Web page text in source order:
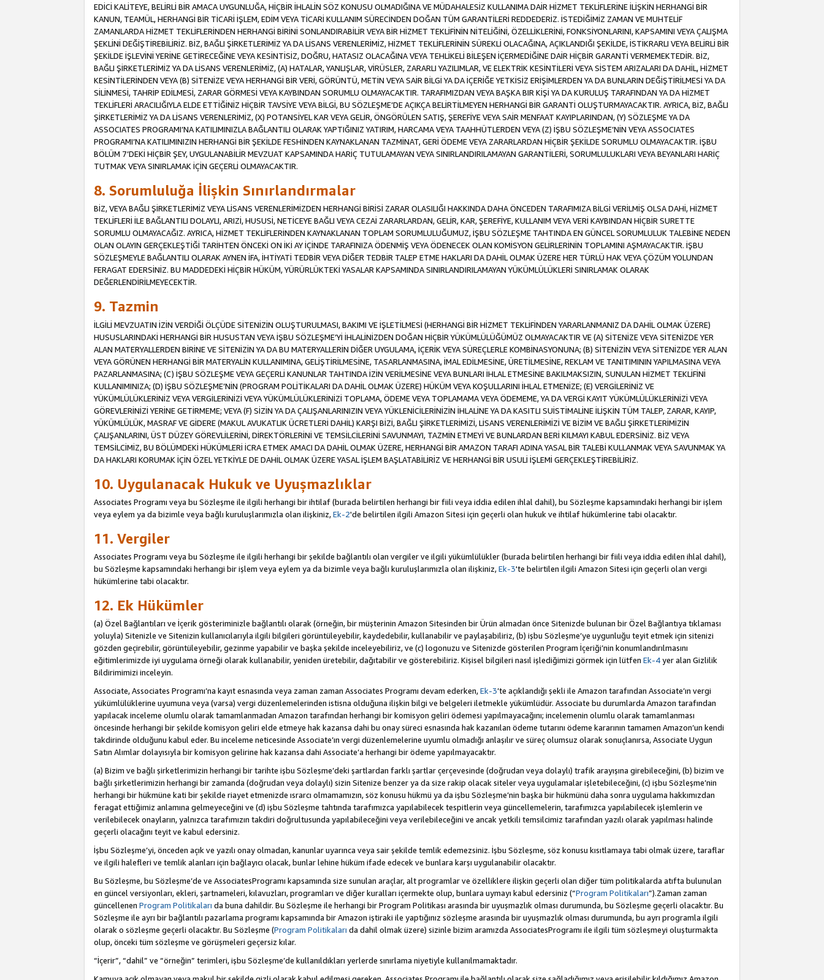
EDİCİ KALİTEYE, BELİRLİ BİR AMACA UYGUNLUĞA, HİÇBİR İHLALİN SÖZ KONUSU OLMADIĞINA VE MÜDAHALESİZ KULLANIMA DAİR HİZMET TEKLİFLERİNE İLİŞKİN HERHANGİ BİR
KANUN, TEAMÜL, HERHANGİ BİR TİCARİ İŞLEM, EDİM VEYA TİCARİ KULLANIM SÜRECİNDEN DOĞAN TÜM GARANTİLERİ REDDEDERİZ. İSTEDİĞİMİZ ZAMAN VE MUHTELİF
ZAMANLARDA HİZMET TEKLİFLERİNDEN HERHANGİ BİRİNİ SONLANDIRABİLİR VEYA BİR HİZMET TEKLİFİNİN NİTELİĞİNİ, ÖZELLİKLERİNİ, FONKSİYONLARINI, KAPSAMINI VEYA ÇALIŞMA
ŞEKLİNİ DEĞİŞTİREBİLİRİZ. BİZ, BAĞLI ŞİRKETLERİMİZ YA DA LİSANS VERENLERİMİZ, HİZMET TEKLİFLERİNİN SÜREKLİ OLACAĞINA, AÇIKLANDIĞI ŞEKİLDE, İSTİKRARLI VEYA BELİRLİ BİR
ŞEKİLDE İŞLEVİNİ YERİNE GETİRECEĞİNE VEYA KESİNTİSİZ, DOĞRU, HATASIZ OLACAĞINA VEYA TEHLİKELİ BİLEŞEN İÇERMEDİĞİNE DAİR HİÇBİR GARANTİ VERMEMEKTEDİR. BİZ,
BAĞLI ŞİRKETLERİMİZ YA DA LİSANS VERENLERİMİZ, (A) HATALAR, YANLIŞLAR, VİRÜSLER, ZARARLI YAZILIMLAR, VE ELEKTRİK KESİNTİLERİ VEYA SİSTEM ARIZALARI DA DAHİL, HİZMET
KESİNTİLERİNDEN VEYA (B) SİTENİZE VEYA HERHANGİ BİR VERİ, GÖRÜNTÜ, METİN VEYA SAİR BİLGİ YA DA İÇERİĞE YETKİSİZ ERİŞİMLERDEN YA DA BUNLARIN DEĞİŞTİRİLMESİ YA DA
SİLİNMESİ, TAHRİP EDİLMESİ, ZARAR GÖRMESİ VEYA KAYBINDAN SORUMLU OLMAYACAKTIR. TARAFIMIZDAN VEYA BAŞKA BIR KİŞİ YA DA KURULUŞ TARAFINDAN YA DA HİZMET
TEKLİFLERİ ARACILIĞIYLA ELDE ETTİĞİNİZ HİÇBİR TAVSİYE VEYA BİLGİ, BU SÖZLEŞME’DE AÇIKÇA BELİRTİLMEYEN HERHANGİ BİR GARANTİ OLUŞTURMAYACAKTIR. AYRICA, BİZ, BAĞLI
ŞİRKETLERİMİZ YA DA LİSANS VERENLERİMİZ, (X) POTANSİYEL KAR VEYA GELİR, ÖNGÖRÜLEN SATIŞ, ŞEREFİYE VEYA SAİR MENFAAT KAYIPLARINDAN, (Y) SÖZLEŞME YA DA
ASSOCIATES PROGRAMI’NA KATILIMINIZLA BAĞLANTILI OLARAK YAPTIĞINIZ YATIRIM, HARCAMA VEYA TAAHHÜTLERDEN VEYA (Z) İŞBU SÖZLEŞME’NİN VEYA ASSOCIATES
PROGRAMI’NA KATILIMINIZIN HERHANGİ BİR ŞEKİLDE FESHİNDEN KAYNAKLANAN TAZMİNAT, GERİ ÖDEME VEYA ZARARLARDAN HİÇBİR ŞEKİLDE SORUMLU OLMAYACAKTIR. İŞBU
BÖLÜM 7’DEKİ HİÇBİR ŞEY, UYGULANABİLİR MEVZUAT KAPSAMINDA HARİÇ TUTULAMAYAN VEYA SINIRLANDIRILAMAYAN GARANTİLERİ, SORUMLULUKLARI VEYA BEYANLARI HARİÇ
TUTMAK VEYA SINIRLAMAK İÇİN GEÇERLİ OLMAYACAKTIR.
8. Sorumluluğa İlişkin Sınırlandırmalar
BİZ, VEYA BAĞLI ŞİRKETLERİMİZ VEYA LİSANS VERENLERİMİZDEN HERHANGİ BİRİSİ ZARAR OLASILIĞI HAKKINDA DAHA ÖNCEDEN TARAFIMIZA BİLGİ VERİLMİŞ OLSA DAHİ, HİZMET
TEKLİFLERİ İLE BAĞLANTILI DOLAYLI, ARIZİ, HUSUSİ, NETİCEYE BAĞLI VEYA CEZAİ ZARARLARDAN, GELİR, KAR, ŞEREFİYE, KULLANIM VEYA VERİ KAYBINDAN HİÇBİR SURETTE
SORUMLU OLMAYACAĞIZ. AYRICA, HİZMET TEKLİFLERİNDEN KAYNAKLANAN TOPLAM SORUMLULUĞUMUZ, İŞBU SÖZLEŞME TAHTINDA EN GÜNCEL SORUMLULUK TALEBİNE NEDEN
OLAN OLAYIN GERÇEKLEŞTİĞİ TARİHTEN ÖNCEKİ ON İKİ AY İÇİNDE TARAFINIZA ÖDENMİŞ VEYA ÖDENECEK OLAN KOMİSYON GELİRLERİNİN TOPLAMINI AŞMAYACAKTIR. İŞBU
SÖZLEŞMEYLE BAĞLANTILI OLARAK AYNEN İFA, İHTİYATİ TEDBİR VEYA DİĞER TEDBİR TALEP ETME HAKLARI DA DAHİL OLMAK ÜZERE HER TÜRLÜ HAK VEYA ÇÖZÜM YOLUNDAN
FERAGAT EDERSİNİZ. BU MADDEDEKİ HİÇBİR HÜKÜM, YÜRÜRLÜKTEKİ YASALAR KAPSAMINDA SINIRLANDIRILAMAYAN YÜKÜMLÜLÜKLERİ SINIRLAMAK OLARAK
DEĞERLENDİRİLMEYECEKTİR.
9. Tazmin
İLGİLİ MEVZUATIN İZİN VERDİĞİ ÖLÇÜDE SİTENİZİN OLUŞTURULMASI, BAKIMI VE İŞLETİLMESİ (HERHANGİ BİR HİZMET TEKLİFİNDEN YARARLANMANIZ DA DAHİL OLMAK ÜZERE)
HUSUSLARINDAKİ HERHANGİ BİR HUSUSTAN VEYA İŞBU SÖZLEŞME’Yİ İHLALİNİZDEN DOĞAN HİÇBİR YÜKÜMLÜLÜĞÜMÜZ OLMAYACAKTIR VE (A) SİTENİZE VEYA SİTENİZDE YER
ALAN MATERYALLERDEN BİRİNE VE SİTENİZİN YA DA BU MATERYALLERİN DİĞER UYGULAMA, İÇERİK VEYA SÜREÇLERLE KOMBİNASYONUNA; (B) SİTENİZİN VEYA SİTENİZDE YER ALAN
VEYA GÖRÜNEN HERHANGİ BİR MATERYALİN KULLANIMINA, GELİŞTİRİLMESİNE, TASARLANMASINA, İMAL EDİLMESİNE, ÜRETİLMESİNE, REKLAM VE TANITIMININ YAPILMASINA VEYA
PAZARLANMASINA; (C) İŞBU SÖZLEŞME VEYA GEÇERLİ KANUNLAR TAHTINDA İZİN VERİLMESİNE VEYA BUNLARI İHLAL ETMESİNE BAKILMAKSIZIN, SUNULAN HİZMET TEKLİFİNİ
KULLANIMINIZA; (D) İŞBU SÖZLEŞME’NİN (PROGRAM POLİTİKALARI DA DAHİL OLMAK ÜZERE) HÜKÜM VEYA KOŞULLARINI İHLAL ETMENİZE; (E) VERGİLERİNİZ VE
YÜKÜMLÜLÜKLERİNİZ VEYA VERGİLERİNİZİ VEYA YÜKÜMLÜLÜKLERİNİZİ TOPLAMA, ÖDEME VEYA TOPLAMAMA VEYA ÖDEMEME, YA DA VERGİ KAYIT YÜKÜMLÜLÜKLERİNİZİ VEYA
GÖREVLERİNİZİ YERİNE GETİRMEME; VEYA (F) SİZİN YA DA ÇALIŞANLARINIZIN VEYA YÜKLENİCİLERİNİZİN İHLALİNE YA DA KASITLI SUİSTİMALİNE İLİŞKİN TÜM TALEP, ZARAR, KAYIP,
YÜKÜMLÜLÜK, MASRAF VE GİDERE (MAKUL AVUKATLIK ÜCRETLERİ DAHİL) KARŞI BİZİ, BAĞLI ŞİRKETLERİMİZİ, LİSANS VERENLERİMİZİ VE BİZİM VE BAĞLI ŞİRKETLERİMİZİN
ÇALIŞANLARINI, ÜST DÜZEY GÖREVLİLERİNİ, DİREKTÖRLERİNİ VE TEMSİLCİLERİNİ SAVUNMAYI, TAZMİN ETMEYİ VE BUNLARDAN BERİ KILMAYI KABUL EDERSİNİZ. BİZ VEYA
TEMSİLCİMİZ, BU BÖLÜMDEKİ HÜKÜMLERİ İCRA ETMEK AMACI DA DAHİL OLMAK ÜZERE, HERHANGİ BİR AMAZON TARAFI ADINA YASAL BİR TALEBİ KULLANMAK VEYA SAVUNMAK YA
DA HAKLARI KORUMAK İÇİN ÖZEL YETKİYLE DE DAHİL OLMAK ÜZERE YASAL İŞLEM BAŞLATABİLİRİZ VE HERHANGİ BİR USULİ İŞLEMİ GERÇEKLEŞTİREBİLİRİZ.
10. Uygulanacak Hukuk ve Uyuşmazlıklar
Associates Programı veya bu Sözleşme ile ilgili herhangi bir ihtilaf (burada belirtilen herhangi bir fiili veya iddia edilen ihlal dahil), bu Sözleşme kapsamındaki herhangi bir işlem
veya eylem ya da bizimle veya bağlı kuruluşlarımızla olan ilişkiniz,Ek-2'de belirtilen ilgili Amazon Sitesi için geçerli olan hukuk ve ihtilaf hükümlerine tabi olacaktır.
11. Vergiler
Associates Programı veya bu Sözleşme ile ilgili herhangi bir şekilde bağlantılı olan vergiler ve ilgili yükümlülükler (burada belirtilen herhangi bir fiili veya iddia edilen ihlal dahil),
bu Sözleşme kapsamındaki herhangi bir işlem veya eylem ya da bizimle veya bağlı kuruluşlarımızla olan ilişkiniz,Ek-3'te belirtilen ilgili Amazon Sitesi için geçerli olan vergi
hükümlerine tabi olacaktır.
12. Ek Hükümler
(a) Özel Bağlantıları ve İçerik gösteriminizle bağlantılı olarak (örneğin, bir müşterinin Amazon Sitesinden bir Ürün almadan önce Sitenizde bulunan bir Özel Bağlantıya tıklaması
yoluyla) Sitenizle ve Sitenizin kullanıcılarıyla ilgili bilgileri görüntüleyebilir, kaydedebilir, kullanabilir ve paylaşabiliriz, (b) işbu Sözleşme’ye uygunluğu teyit etmek için sitenizi
gözden geçirebilir, görüntüleyebilir, gezinme yapabilir ve başka şekilde inceleyebiliriz, ve (c) logonuzu ve Sitenizde gösterilen Program İçeriği’nin konumlandırılmasını
eğitimlerimizde iyi uygulama örneği olarak kullanabilir, yeniden üretebilir, dağıtabilir ve gösterebiliriz. Kişisel bilgileri nasıl işlediğimizi görmek için lütfen Ek-4yer alan Gizlilik
Bildirimimizi inceleyin.
Associate, Associates Programı’na kayıt esnasında veya zaman zaman Associates Programı devam ederken,Ek-3’te açıklandığı şekli ile Amazon tarafından Associate’ın vergi
yükümlülüklerine uyumuna veya (varsa) vergi düzenlemelerinden istisna olduğuna ilişkin bilgi ve belgeleri iletmekle yükümlüdür. Associate bu durumlarda Amazon tarafından
yapılacak inceleme olumlu olarak tamamlanmadan Amazon tarafından herhangi bir komisyon geliri ödemesi yapılmayacağını; incelemenin olumlu olarak tamamlanması
öncesinde herhangi bir şekilde komisyon geliri elde etmeye hak kazansa dahi bu onay süreci esnasında hak kazanılan ödeme tutarını ödeme kararının tamamen Amazon’un kendi
takdirinde olduğunu kabul eder. Bu inceleme neticesinde Associate’ın vergi düzenlemelerine uyumlu olmadığı anlaşılır ve süreç olumsuz olarak sonuçlanırsa, Associate Uygun
Satın Alımlar dolayısıyla bir komisyon gelirine hak kazansa dahi Associate’a herhangi bir ödeme yapılmayacaktır.
(a) Bizim ve bağlı şirketlerimizin herhangi bir tarihte işbu Sözleşme’deki şartlardan farklı şartlar çerçevesinde (doğrudan veya dolaylı) trafik arayışına girebileceğini, (b) bizim ve
bağlı şirketlerimizin herhangi bir zamanda (doğrudan veya dolaylı) sizin Sitenize benzer ya da size rakip olacak siteler veya uygulamalar işletebileceğini, (c) işbu Sözleşme’nin
herhangi bir hükmüne kati bir şekilde riayet etmenizde ısrarcı olmamamızın, söz konusu hükmü ya da işbu Sözleşme’nin başka bir hükmünü daha sonra uygulama hakkımızdan
feragat ettiğimiz anlamına gelmeyeceğini ve (d) işbu Sözleşme tahtında tarafımızca yapılabilecek tespitlerin veya güncellemelerin, tarafımızca yapılabilecek işlemlerin ve
verilebilecek onayların, yalnızca tarafımızın takdiri doğrultusunda yapılabileceğini veya verilebileceğini ve ancak yetkili temsilcimiz tarafından yazılı olarak yapılması halinde
geçerli olacağını teyit ve kabul edersiniz.
İşbu Sözleşme’yi, önceden açık ve yazılı onay olmadan, kanunlar uyarınca veya sair şekilde temlik edemezsiniz. İşbu Sözleşme, söz konusu kısıtlamaya tabi olmak üzere, taraflar
ve ilgili halefleri ve temlik alanları için bağlayıcı olacak, bunlar lehine hüküm ifade edecek ve bunlara karşı uygulanabilir olacaktır.
Bu Sözleşme, bu Sözleşme’de ve AssociatesProgramı kapsamında size sunulan araçlar, alt programlar ve özelliklere ilişkin geçerli olan diğer tüm politikalarda atıfta bulunulan
en güncel versiyonları, ekleri, şartnameleri, kılavuzları, programları ve diğer kuralları içermekte olup, bunlara uymayı kabul edersiniz (“Program Politikaları”).Zaman zaman
güncellenen Program Politikaları da buna dahildir. Bu Sözleşme ile herhangi bir Program Politikası arasında bir uyuşmazlık olması durumunda, bu Sözleşme geçerli olacaktır. Bu
Sözleşme ile ayrı bir bağlantılı pazarlama programı kapsamında bir Amazon iştiraki ile yaptığınız sözleşme arasında bir uyuşmazlık olması durumunda, bu ayrı programla ilgili
olarak o sözleşme geçerli olacaktır. Bu Sözleşme (Program Politikaları da dahil olmak üzere) sizinle bizim aramızda AssociatesProgramı ile ilgili tüm sözleşmeyi oluşturmakta
olup, önceki tüm sözleşme ve görüşmeleri geçersiz kılar.
“İçerir”, “dahil” ve “örneğin” terimleri, işbu Sözleşme’de kullanıldıkları yerlerde sınırlama niyetiyle kullanılmamaktadır.